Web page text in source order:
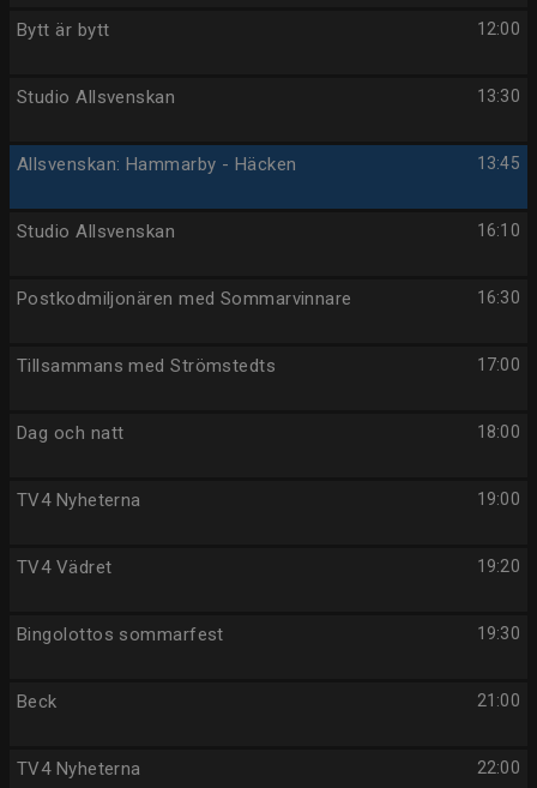
12:00
Bytt är bytt
13:30
Studio Allsvenskan
13:45
Allsvenskan: Hammarby - Häcken
16:10
Studio Allsvenskan
16:30
Postkodmiljonären med Sommarvinnare
17:00
Tillsammans med Strömstedts
18:00
Dag och natt
19:00
TV4 Nyheterna
19:20
TV4 Vädret
19:30
Bingolottos sommarfest
21:00
Beck
22:00
TV4 Nyheterna